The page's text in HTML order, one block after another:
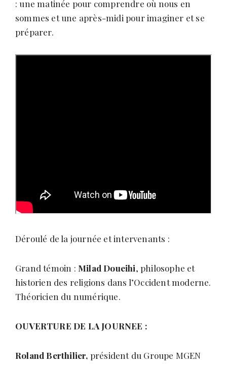
: une matinée pour comprendre où nous en
sommes et une après-midi pour imaginer et se
préparer.
Déroulé de la journée et intervenants :
Grand témoin : Milad Doueihi, philosophe et
historien des religions dans l’Occident moderne.
Théoricien du numérique.
OUVERTURE DE LA JOURNEE :
Roland Berthilier, président du Groupe MGEN